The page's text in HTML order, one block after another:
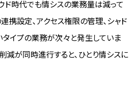
ド時代でも情シスの業務量は減って
携設定、アクセス権限の管理、シャド
イプの業務が次々と発生していま
減が同時進行すると、ひとり情シスに